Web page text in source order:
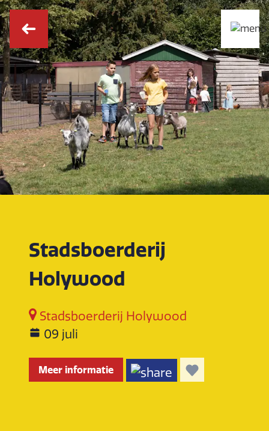
Stadsboerderij
Holywood
Stadsboerderij Holywood
09 juli
Meer informatie